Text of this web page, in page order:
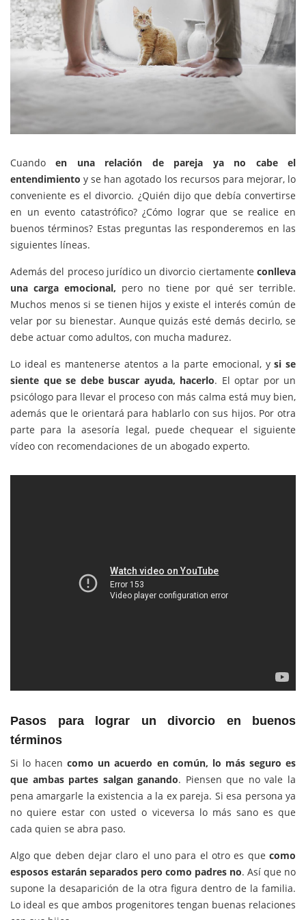
Cuandoen una relación de pareja ya no cabe el
entendimiento y se han agotado los recursos para mejorar, lo
conveniente es el divorcio. ¿Quién dijo que debía convertirse
en un evento catastrófico? ¿Cómo lograr que se realice en
buenos términos? Estas preguntas las responderemos en las
siguientes líneas.
Además del proceso jurídico un divorcio ciertamente conlleva
una carga emocional, pero no tiene por qué ser terrible.
Muchos menos si se tienen hijos y existe el interés común de
velar por su bienestar. Aunque quizás esté demás decirlo, se
debe actuar como adultos, con mucha madurez.
Lo ideal es mantenerse atentos a la parte emocional, ysi se
siente que se debe buscar ayuda, hacerlo. El optar por un
psicólogo para llevar el proceso con más calma está muy bien,
además que le orientará para hablarlo con sus hijos. Por otra
parte para la asesoría legal, puede chequear el siguiente
vídeo con recomendaciones de un abogado experto.
Pasos para lograr un divorcio en buenos
términos
Si lo hacencomo un acuerdo en común, lo más seguro es
que ambas partes salgan ganando. Piensen que no vale la
pena amargarle la existencia a la ex pareja. Si esa persona ya
no quiere estar con usted o viceversa lo más sano es que
cada quien se abra paso.
Algo que deben dejar claro el uno para el otro es que como
esposos estarán separados pero como padres no. Así que no
supone la desaparición de la otra figura dentro de la familia.
Lo ideal es que ambos progenitores tengan buenas relaciones